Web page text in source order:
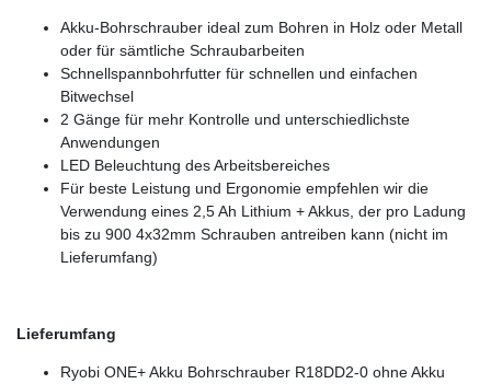
Akku-Bohrschrauber ideal zum Bohren in Holz oder Metall
oder für sämtliche Schraubarbeiten
Schnellspannbohrfutter für schnellen und einfachen
Bitwechsel
2 Gänge für mehr Kontrolle und unterschiedlichste
Anwendungen
LED Beleuchtung des Arbeitsbereiches
Für beste Leistung und Ergonomie empfehlen wir die
Verwendung eines 2,5 Ah Lithium + Akkus, der pro Ladung
bis zu 900 4x32mm Schrauben antreiben kann (nicht im
Lieferumfang)
Lieferumfang
Ryobi ONE+ Akku Bohrschrauber R18DD2-0 ohne Akku